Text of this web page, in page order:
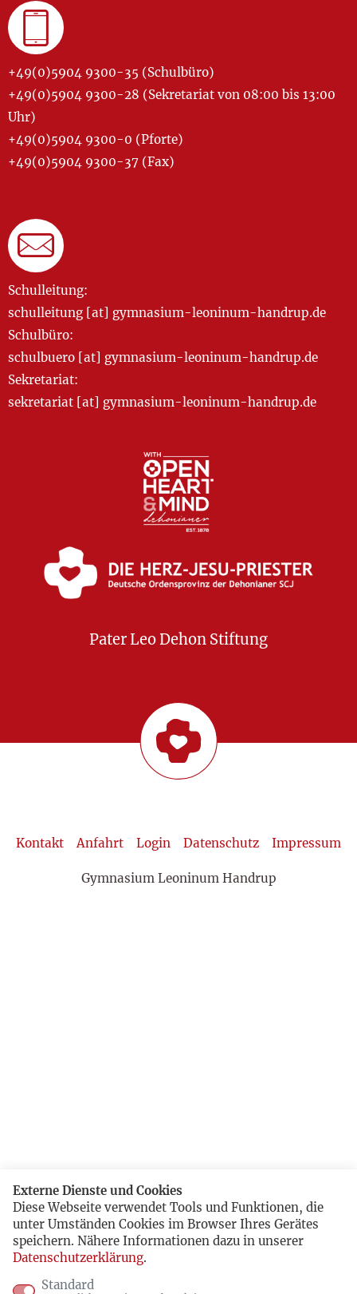
+49(0)5904 9300-35 (Schulbüro)
+49(0)5904 9300-28 (Sekretariat von 08:00 bis 13:00
Uhr)
+49(0)5904 9300-0 (Pforte)
+49(0)5904 9300-37 (Fax)
Schulleitung:
schulleitung [at] gymnasium-leoninum-handrup.de
Schulbüro:
schulbuero [at] gymnasium-leoninum-handrup.de
Sekretariat:
sekretariat [at] gymnasium-leoninum-handrup.de
Pater Leo Dehon Stiftung
Kontakt Anfahrt Login Datenschutz Impressum
Gymnasium Leoninum Handrup
Externe Dienste und Cookies
Diese Webseite verwendet Tools und Funktionen, die
unter Umständen Cookies im Browser Ihres Gerätes
speichern. Nähere Informationen dazu in unserer
Datenschutzerklärung.
Standard